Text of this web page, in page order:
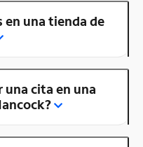
en una tienda de
una cita en una